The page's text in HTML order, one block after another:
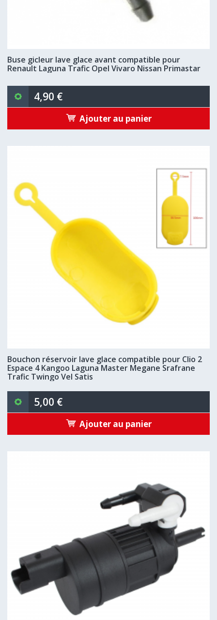
Buse gicleur lave glace avant compatible pour
Renault Laguna Trafic Opel Vivaro Nissan Primastar
4,90 €
Ajouter au panier
Bouchon réservoir lave glace compatible pour Clio 2
Espace 4 Kangoo Laguna Master Megane Srafrane
Trafic Twingo Vel Satis
5,00 €
Ajouter au panier